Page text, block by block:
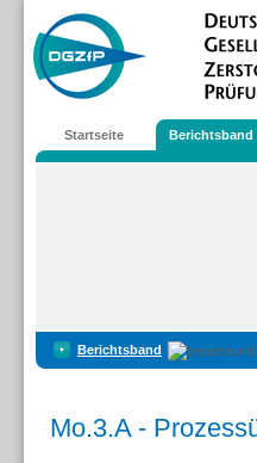
Startseite Berichtsband
Berichtsband
Mo.3.A -